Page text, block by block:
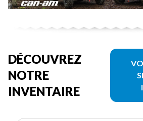
DÉCOUVREZ
NOTRE
INVENTAIRE